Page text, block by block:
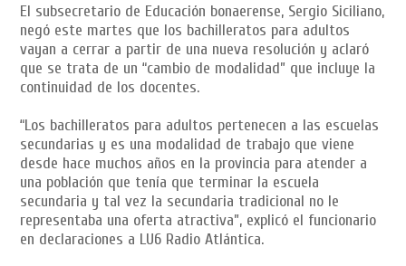
El subsecretario de Educación bonaerense, Sergio Siciliano,
negó este martes que los bachilleratos para adultos
vayan a cerrar a partir de una nueva resolución y aclaró
que se trata de un “cambio de modalidad” que incluye la
continuidad de los docentes.
“Los bachilleratos para adultos pertenecen a las escuelas
secundarias y es una modalidad de trabajo que viene
desde hace muchos años en la provincia para atender a
una población que tenía que terminar la escuela
secundaria y tal vez la secundaria tradicional no le
representaba una oferta atractiva”, explicó el funcionario
en declaraciones a LU6 Radio Atlántica.